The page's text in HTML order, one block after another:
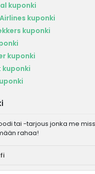
kuponki
kuponki
kuponki
kuponki
tai -tarjous jonka me
rahaa!